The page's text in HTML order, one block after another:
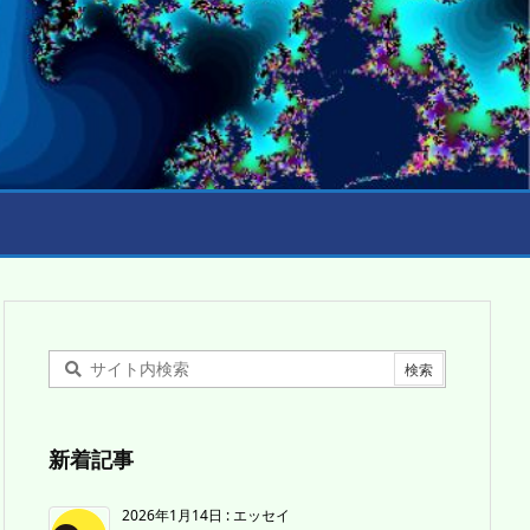
新着記事
2026年1月14日 :エッセイ